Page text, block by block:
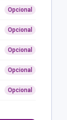
Opcional
Opcional
Opcional
Opcional
Opcional